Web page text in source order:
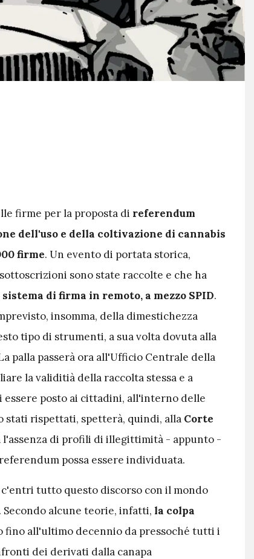
firme per la proposta di referendum
dell'uso e della coltivazione di cannabis
firme. Un evento di portata storica,
sono state raccolte e che ha
di firma in remoto, a mezzo SPID.
insomma, della dimestichezza
tipo di strumenti, a sua volta dovuta alla
palla passerà ora all'Ufficio Centrale della
la validitià della raccolta stessa e a
posto ai cittadini, all'interno delle
stati rispettati, spetterà, quindi, alla Corte
di profili di illegittimità - appunto -
possa essere individuata.
c'entri tutto questo discorso con il mondo
alcune teorie, infatti, la colpa
fino all'ultimo decennio da pressoché tutti i
dei derivati dalla canapa